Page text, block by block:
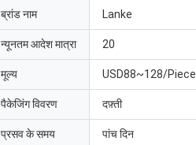
ब्रांड नाम Lanke
न्यूनतम आदेश मात्रा 20
मूल्य USD88~128/Piece
पैकेजिंग विवरण दफ़्ती
प्रसव के समय पांच दिन